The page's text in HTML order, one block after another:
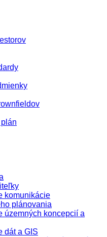
komunikácie
plánovania
územných koncepcií a
dát a GIS